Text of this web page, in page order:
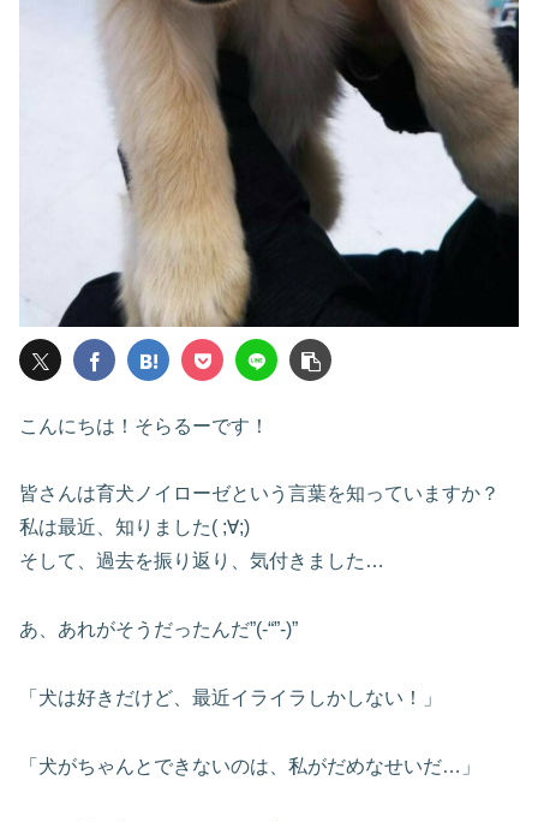
こんにちは！そらるーです！
皆さんは育犬ノイローゼという言葉を知っていますか？
私は最近、知りました( ;∀;)
そして、過去を振り返り、気付きました…
あ、あれがそうだったんだ”(-“”-)”
「犬は好きだけど、最近イライラしかしない！」
「犬がちゃんとできないのは、私がだめなせいだ…」